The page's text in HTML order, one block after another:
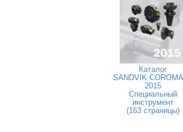
Каталог
SANDVIK
2015
Специальный
инструмент
(163 страницы)